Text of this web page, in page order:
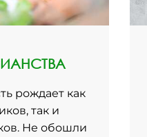
рождает как
так и
Не обошли